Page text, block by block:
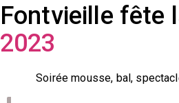
Fontvieille fête
2023
Soirée mousse, bal,